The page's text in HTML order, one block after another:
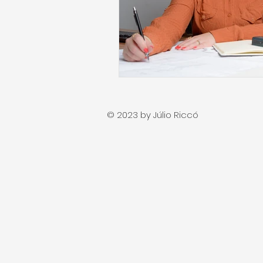
© 2023 by Júlio Riccó